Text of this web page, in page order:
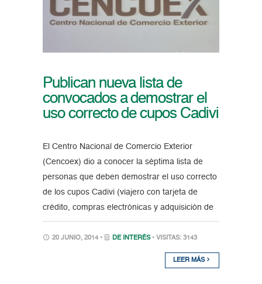
Publican nueva lista de
convocados a demostrar el
uso correcto de cupos Cadivi
El Centro Nacional de Comercio Exterior
(Cencoex) dio a conocer la séptima lista de
personas que deben demostrar el uso correcto
de los cupos Cadivi (viajero con tarjeta de
crédito, compras electrónicas y adquisición de
20 JUNIO, 2014 • DE INTERÉS • VISITAS: 3143
LEER MÁS